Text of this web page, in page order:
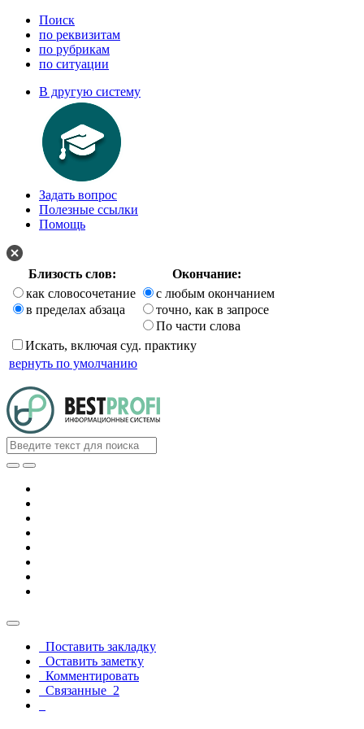
Поиск
по реквизитам
по рубрикам
по ситуации
В другую систему
Задать вопрос
Полезные ссылки
Помощь
Близость слов:
Окончание:
как словосочетание
в пределах абзаца
с любым окончанием
точно, как в запросе
По части слова
Искать, включая суд. практику
вернуть по умолчанию
Поставить закладку
Оставить заметку
Комментировать
Связанные 2